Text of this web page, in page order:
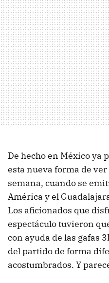
De hecho en México ya
esta nueva forma de
semana, cuando se
América y el
Los aficionados que
espectáculo tuvieron
con ayuda de las gafas
del partido de forma
acostumbrados. Y